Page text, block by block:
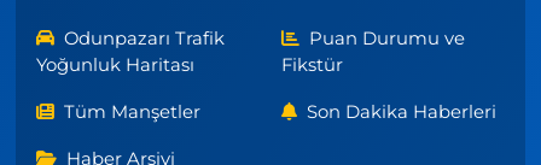
Odunpazarı Trafik
Yoğunluk Haritası
Puan Durumu ve
Fikstür
Tüm Manşetler Son Dakika Haberleri
Haber Arşivi